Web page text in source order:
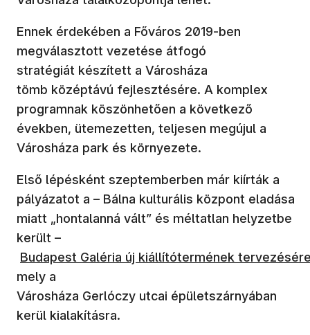
Ennek érdekében a Főváros 2019-ben
megválasztott vezetése átfogó
stratégiát készített a Városháza
tömb középtávú fejlesztésére. A komplex
programnak köszönhetően a következő
években, ütemezetten, teljesen megújul a
Városháza park és környezete.
Első lépésként szeptemberben már kiírták a
pályázatot a – Bálna kulturális központ eladása
miatt „hontalanná vált” és méltatlan helyzetbe
került –
Budapest Galéria új kiállítótermének
mely a
Városháza Gerlóczy utcai épületszárnyában
kerül kialakításra.